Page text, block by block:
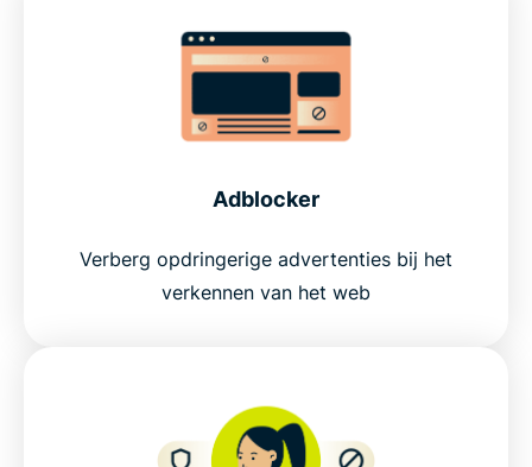
Adblocker
Verberg opdringerige advertenties bij het
verkennen van het web